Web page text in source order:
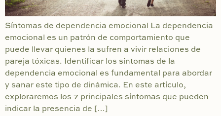
Síntomas de dependencia emocional La dependencia
emocional es un patrón de comportamiento que
puede llevar quienes la sufren a vivir relaciones de
pareja tóxicas. Identificar los síntomas de la
dependencia emocional es fundamental para abordar
y sanar este tipo de dinámica. En este artículo,
exploraremos los 7 principales síntomas que pueden
indicar la presencia de […]